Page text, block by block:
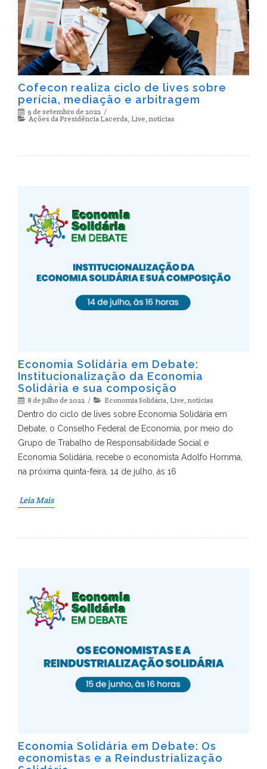
Cofecon realiza ciclo de lives sobre
perícia, mediação e arbitragem
9 de setembro de 2022
Ações da Presidência Lacerda, Live, notícias
Economia Solidária em Debate:
Institucionalização da Economia
Solidária e sua composição
8 de julho de 2022 Economia Solidária Live notícias
Dentro do ciclo de lives sobre Economia Solidária em
Debate, o Conselho Federal de Economia, por meio do
Grupo de Trabalho de Responsabilidade Social e
Economia Solidária, recebe o economista Adolfo Homma,
na próxima quinta-feira, 14 de julho, às 16
Leia Mais
Economia Solidária em Debate: Os
economistas e a Reindustrialização